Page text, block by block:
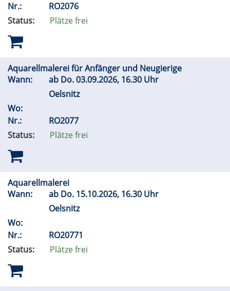
Nr.:
RO2076
Status:
Plätze frei
Aquarellmalerei für Anfänger und Neugierige
Wann:
ab Do.03.09.2026, 16.30 Uhr
Oelsnitz
Wo:
Nr.:
RO2077
Status:
Plätze frei
Aquarellmalerei
Wann:
ab Do. 15.10.2026, 16.30 Uhr
Oelsnitz
Wo:
Nr.:
RO20771
Status:
Plätze frei